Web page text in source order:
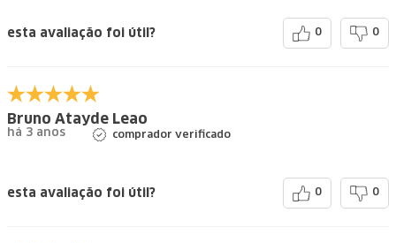
esta avaliação foi útil? 0 0
Bruno Atayde Leao
há 3 anos comprador verificado
esta avaliação foi útil? 0 0